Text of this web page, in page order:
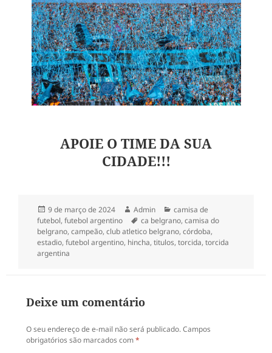
APOIE O TIME DA SUA
CIDADE!!!
Publicado
em
9 de março de 2024 Autor
Admin Categorias
camisa de
futebol,futebol argentino Tags
ca belgrano,camisa do
belgrano,campeão,club atletico belgrano,córdoba,
estadio,futebol argentino, hincha,titulos,torcida,torcida
argentina
Deixe um comentário
O seu endereço de e-mail não será publicado.Campos
obrigatórios são marcados com*